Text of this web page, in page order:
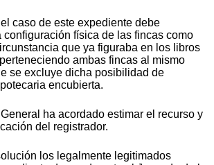
caso de este expediente debe
configuración física de las fincas como
que ya figuraba en los libros
ambas fincas al mismo
se excluye dicha posibilidad de
encubierta.
ha acordado estimar el recurso y
del registrador.
los legalmente legitimados